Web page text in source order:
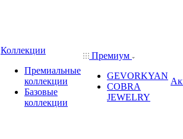
Коллекции
Премиальные
коллекции
Базовые
коллекции
Премиум
GEVORKYAN
COBRA
JEWELRY